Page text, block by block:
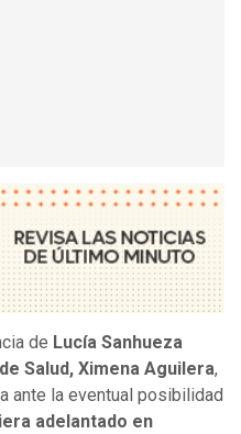
de Lucía Sanhueza
Salud, Ximena Aguilera,
ante la eventual posibilidad
adelantado en